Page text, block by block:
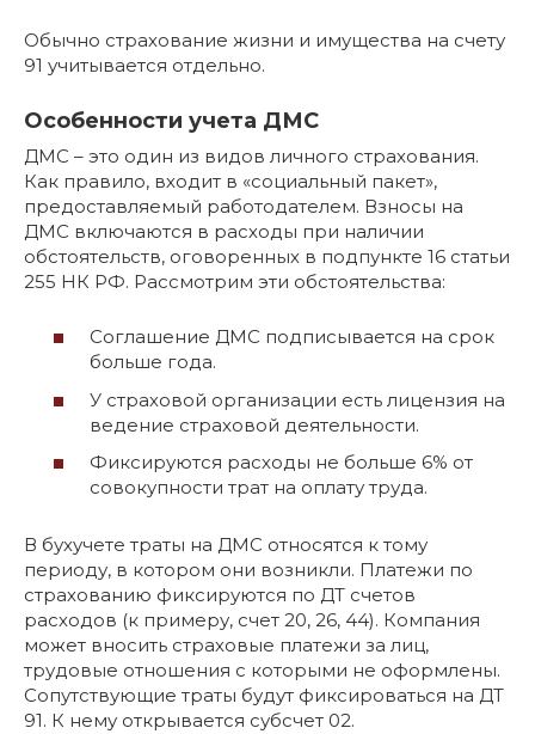
Обычно страхование жизни и имущества на счету
91 учитывается отдельно.
Особенности учета ДМС
ДМС – это один из видов личного страхования.
Как правило, входит в «социальный пакет»,
предоставляемый работодателем. Взносы на
ДМС включаются в расходы при наличии
обстоятельств, оговоренных в подпункте 16 статьи
255 НК РФ. Рассмотрим эти обстоятельства:
Соглашение ДМС подписывается на срок
больше года.
У страховой организации есть лицензия на
ведение страховой деятельности.
Фиксируются расходы не больше 6% от
совокупности трат на оплату труда.
В бухучете траты на ДМС относятся к тому
периоду, в котором они возникли. Платежи по
страхованию фиксируются по ДТ счетов
расходов (к примеру, счет 20, 26, 44). Компания
может вносить страховые платежи за лиц,
трудовые отношения с которыми не оформлены.
Сопутствующие траты будут фиксироваться на ДТ
91. К нему открывается субсчет 02.